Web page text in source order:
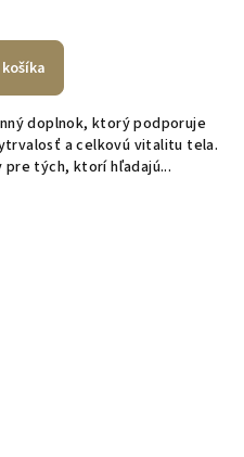
košíka
doplnok, ktorý podporuje
a celkovú vitalitu tela.
tých, ktorí hľadajú...